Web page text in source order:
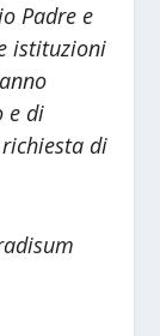
Padre e
istituzioni
e di
di